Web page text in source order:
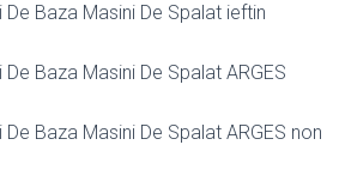
Baza Masini De Spalat ieftin
Baza Masini De Spalat ARGES
Baza Masini De Spalat ARGES non